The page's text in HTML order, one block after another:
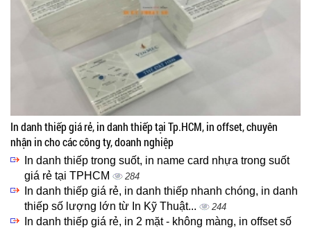
In danh thiếp giá rẻ, in danh thiếp tại Tp.HCM, in offset, chuyên
nhận in cho các công ty, doanh nghiệp
In danh thiếp trong suốt, in name card nhựa trong suốt
giá rẻ tại TPHCM
284
In danh thiếp giá rẻ, in danh thiếp nhanh chóng, in danh
thiếp số lượng lớn từ In Kỹ Thuật...
244
In danh thiếp giá rẻ, in 2 mặt - không màng, in offset số